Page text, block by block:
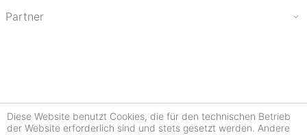
Partner
Diese Website benutzt Cookies, die für den technischen Betrieb
der Website erforderlich sind und stets gesetzt werden. Andere